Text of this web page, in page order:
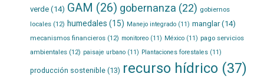
verde(14) GAM (26) gobernanza (22) gobiernos
locales(12) humedales (15) Manejo integrado(11) manglar(14)
mecanismos financieros(12) monitoreo(11) México(11) pago servicios
ambientales(12) paisaje urbano(11) Plantaciones forestales(11)
producción sostenible(13) recurso hídrico(37)